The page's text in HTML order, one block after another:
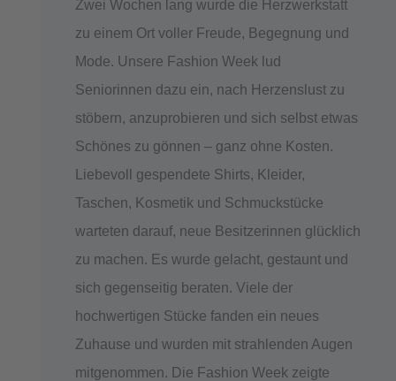
Zwei Wochen lang wurde die Herzwerkstatt
zu einem Ort voller Freude, Begegnung und
Mode. Unsere Fashion Week lud
Seniorinnen dazu ein, nach Herzenslust zu
stöbern, anzuprobieren und sich selbst etwas
Schönes zu gönnen – ganz ohne Kosten.
Liebevoll gespendete Shirts, Kleider,
Taschen, Kosmetik und Schmuckstücke
warteten darauf, neue Besitzerinnen glücklich
zu machen. Es wurde gelacht, gestaunt und
sich gegenseitig beraten. Viele der
hochwertigen Stücke fanden ein neues
Zuhause und wurden mit strahlenden Augen
mitgenommen. Die Fashion Week zeigte